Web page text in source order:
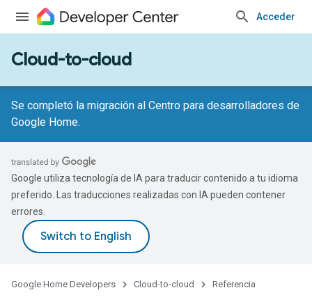
Acceder
Cloud-to-cloud
Se completó la migración al Centro para desarrolladores de
Google Home.
Google utiliza tecnología de IA para traducir contenido a tu idioma
preferido. Las traducciones realizadas con IA pueden contener
errores.
Google Home Developers Cloud-to-cloud Referencia